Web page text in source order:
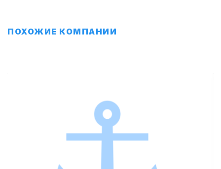
ПОХОЖИЕ КОМПАНИИ